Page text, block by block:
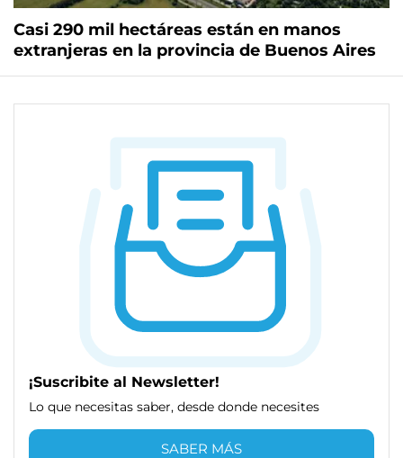
Casi 290 mil hectáreas están en manos
extranjeras en la provincia de Buenos Aires
¡Suscribite al Newsletter!
Lo que necesitas saber, desde donde necesites
SABER MÁS